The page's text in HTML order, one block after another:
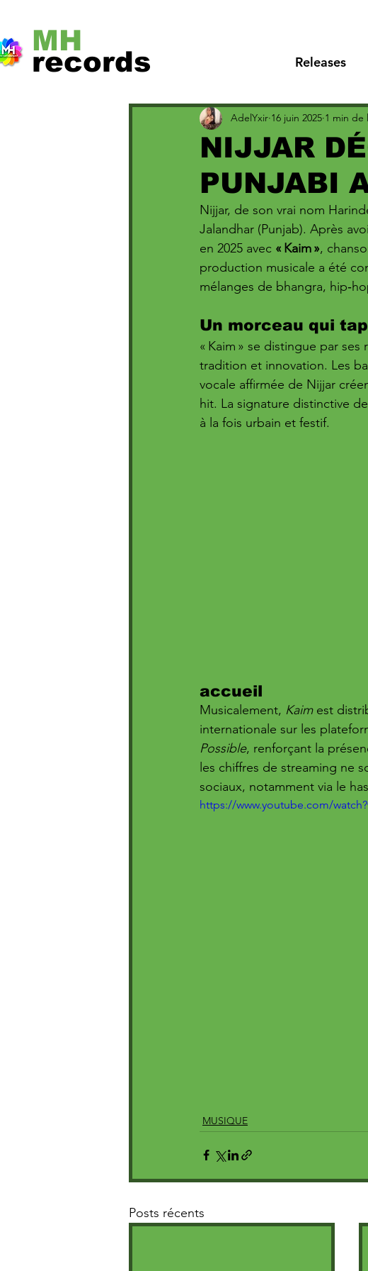
MH
records Releases
NIJJAR
PUNJABI
AdelYxir 16 juin 2025 1 min de
Nijjar, de son vrai nom
Jalandhar (Punjab). Après
en 2025 avec « Kaim »,
production musicale a été
mélanges de bhangra,
Un morceau qui
« Kaim » se distingue par
tradition et innovation. Les
vocale affirmée de Nijjar
hit. La signature distinctive
à la fois urbain et festif.
accueil
Musicalement, Kaim est
internationale sur les
Possible, renforçant la
les chiffres de streaming ne
sociaux, notamment via le
https://www.youtube.com/
MUSIQUE
Posts récents